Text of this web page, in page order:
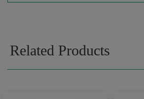
Related Products